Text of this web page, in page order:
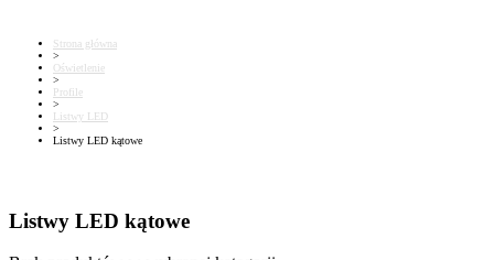
Strona główna
>
Oświetlenie
>
Profile
>
Listwy LED
>
Listwy LED kątowe
Listwy LED kątowe